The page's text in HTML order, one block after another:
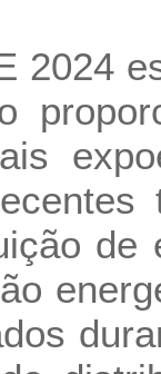
2024
de